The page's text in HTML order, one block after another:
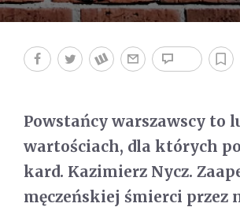
Powstańcy warszawscy to
wartościach, dla których
kard. Kazimierz Nycz.
męczeńskiej śmierci przez